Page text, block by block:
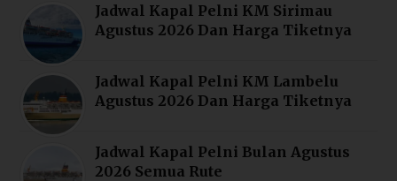
Jadwal Kapal Pelni KM Sirimau
Agustus 2026 Dan Harga Tiketnya
Jadwal Kapal Pelni KM Lambelu
Agustus 2026 Dan Harga Tiketnya
Jadwal Kapal Pelni Bulan Agustus
2026 Semua Rute